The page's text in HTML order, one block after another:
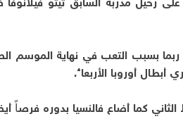
رحيل مدربه السابق تيتو فيلانوفا
ربما بسبب التعب في نهاية الموسم
أوروبا الأربعاء.
كما أضاع فالنسيا بدوره فرصاً